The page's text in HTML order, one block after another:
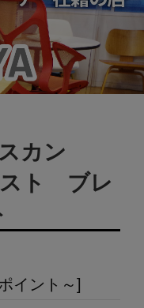
カン
スト ブレ
イント～]